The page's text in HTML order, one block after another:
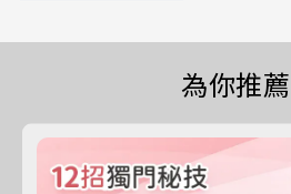
為你推